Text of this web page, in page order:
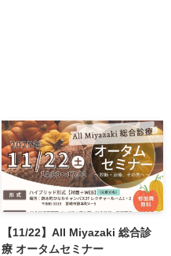
【11/22】All Miyazaki 総合診
療 オータムセミナー